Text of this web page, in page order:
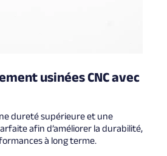
usinées CNC avec
dureté supérieure et une
afin d’améliorer la durabilité,
à long terme.